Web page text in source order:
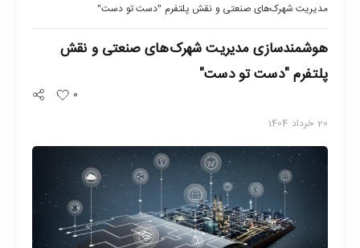
مدیریت شهرک‌های صنعتی و نقش پلتفرم "دست تو دست"
هوشمندسازی مدیریت شهرک‌های صنعتی و نقش
پلتفرم "دست تو دست"
0
20 خرداد 1404
پراکندگی
جغرافیایی